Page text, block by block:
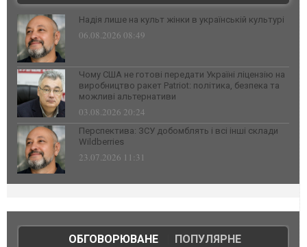
Надія лише на культ жінки в українській культурі
06.08.2026 08:49
Чому США не готові передати Україні ліцензію на
виробництво ракет Patriot: політика, безпека та
можливі альтернативи
03.08.2026 20:24
Перспектива: ЗСУ добомблять і всі інші склади
Wildberries
23.07.2026 11:31
ОБГОВОРЮВАНЕ| ПОПУЛЯРНЕ